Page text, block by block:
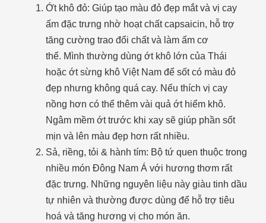
Ớt khô đỏ: Giúp tạo màu đỏ đẹp mắt và vị cay
ấm đặc trưng nhờ hoạt chất capsaicin, hỗ trợ
tăng cường trao đổi chất và làm ấm cơ
thể. Mình thường dùng ớt khô lớn của Thái
hoặc ớt sừng khô Việt Nam để sốt có màu đỏ
đẹp nhưng không quá cay. Nếu thích vị cay
nồng hơn có thể thêm vài quả ớt hiểm khô.
Ngâm mềm ớt trước khi xay sẽ giúp phần sốt
mịn và lên màu đẹp hơn rất nhiều.
Sả, riềng, tỏi & hành tím: Bộ tứ quen thuộc trong
nhiều món Đông Nam Á với hương thơm rất
đặc trưng. Những nguyên liệu này giàu tinh dầu
tự nhiên và thường được dùng để hỗ trợ tiêu
hoá và tăng hương vị cho món ăn.